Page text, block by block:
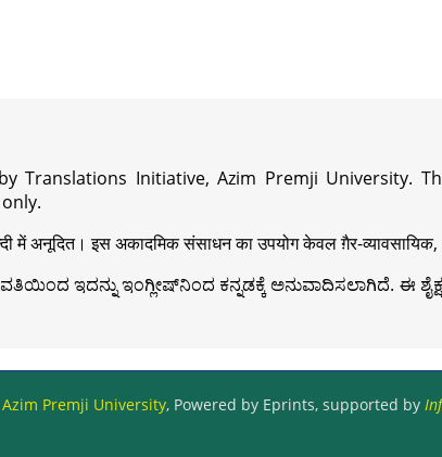
Translations Initiative, Azim Premji University.
में अनूदित। इस अकादमिक संसाधन का उपयोग केवल ग़ैर-
ಇದನ್ನು ಇಂಗ್ಲೀಷ್‍ನಿಂದ ಕನ್ನಡಕ್ಕೆ ಅನುವಾದಿಸಲಾಗಿದೆ. ಈ
Azim Premji University, Powered by Eprints, supported by